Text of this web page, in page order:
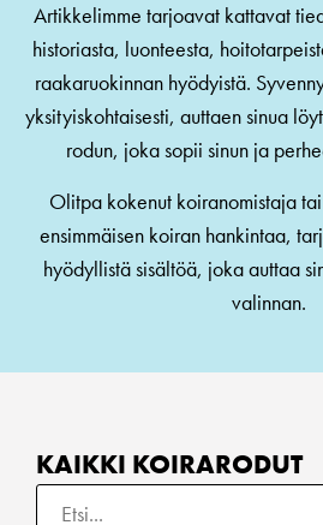
Artikkelimme tarjoavat kattavat
historiasta, luonteesta,
raakaruokinnan hyödyistä.
yksityiskohtaisesti, auttaen sinua
rodun, joka sopii sinun ja
Olitpa kokenut koiranomistaja
ensimmäisen koiran hankintaa,
hyödyllistä sisältöä, joka auttaa
valinnan.
KAIKKI KOIRARODUT